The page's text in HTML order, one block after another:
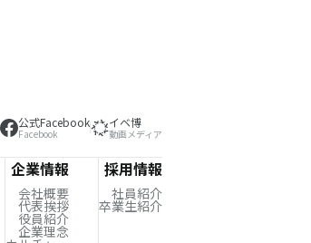
公式Facebook
Facebook
イベ博
動画メディア
企業情報
会社概要
代表挨拶
役員紹介
企業理念
採用情報
社員紹介
卒業生紹介